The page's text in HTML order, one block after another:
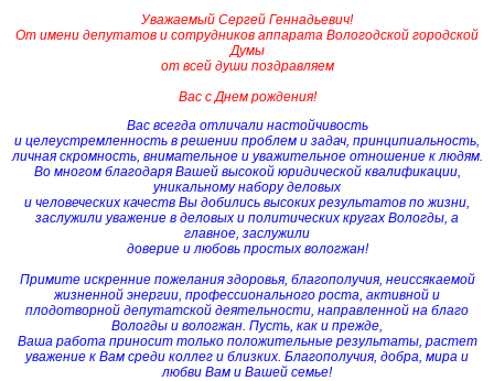
Уважаемый Сергей Геннадьевич!
От имени депутатов и сотрудников аппарата Вологодской городской
Думы
от всей души поздравляем
Вас с Днем рождения!
Вас всегда отличали настойчивость
и целеустремленность в решении проблем и задач, принципиальность,
личная скромность, внимательное и уважительное отношение к людям.
Во многом благодаря Вашей высокой юридической квалификации,
уникальному набору деловых
и человеческих качеств Вы добились высоких результатов по жизни,
заслужили уважение в деловых и политических кругах Вологды, а
главное, заслужили
доверие и любовь простых вологжан!
Примите искренние пожелания здоровья, благополучия, неиссякаемой
жизненной энергии, профессионального роста, активной и
плодотворной депутатской деятельности, направленной на благо
Вологды и вологжан. Пусть, как и прежде,
Ваша работа приносит только положительные результаты, растет
уважение к Вам среди коллег и близких. Благополучия, добра, мира и
любви Вам и Вашей семье!